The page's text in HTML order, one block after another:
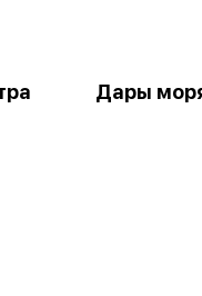
Дары